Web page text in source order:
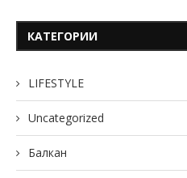
КАТЕГОРИИ
LIFESTYLE
Uncategorized
Балкан